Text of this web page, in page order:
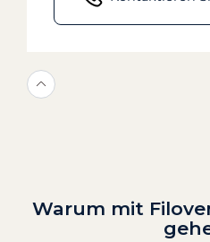
Warum mit